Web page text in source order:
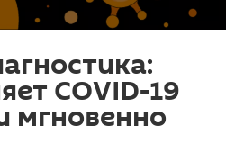
COVID-19
мгновенно